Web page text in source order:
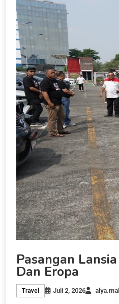
Pasangan
Dan Eropa
Travel Juli 2, 2026